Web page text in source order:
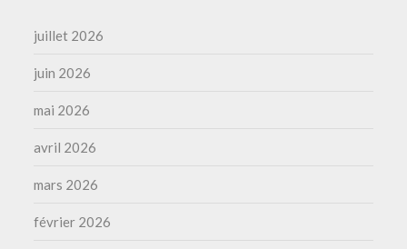
juillet 2026
juin 2026
mai 2026
avril 2026
mars 2026
février 2026